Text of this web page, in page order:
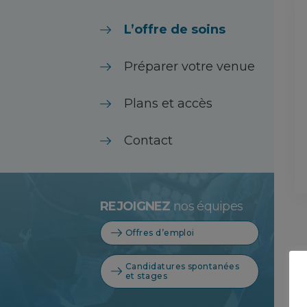
L’offre de soins
Préparer votre venue
Plans et accès
Contact
REJOIGNEZ nos équipes
Offres d’emploi
Candidatures spontanées
et stages